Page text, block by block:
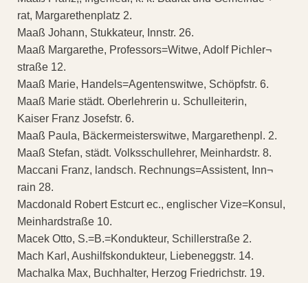
rat, Margarethenplatz 2.
Maaß Johann, Stukkateur, Innstr. 26.
Maaß Margarethe, Professors=Witwe, Adolf Pichler¬
straße 12.
Maaß Marie, Handels=Agentenswitwe, Schöpfstr. 6.
Maaß Marie städt. Oberlehrerin u. Schulleiterin,
Kaiser Franz Josefstr. 6.
Maaß Paula, Bäckermeisterswitwe, Margarethenpl. 2.
Maaß Stefan, städt. Volksschullehrer, Meinhardstr. 8.
Maccani Franz, landsch. Rechnungs=Assistent, Inn¬
rain 28.
Macdonald Robert Estcurt ec., englischer Vize=Konsul,
Meinhardstraße 10.
Macek Otto, S.=B.=Kondukteur, Schillerstraße 2.
Mach Karl, Aushilfskondukteur, Liebeneggstr. 14.
Machalka Max, Buchhalter, Herzog Friedrichstr. 19.